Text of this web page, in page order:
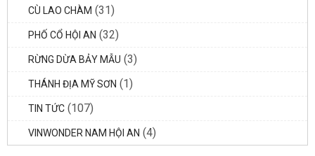
CÙ LAO CHÀM (31)
PHỐ CỔ HỘI AN (32)
RỪNG DỪA BẢY MẪU (3)
THÁNH ĐỊA MỸ SƠN (1)
TIN TỨC(107)
VINWONDER NAM HỘI AN (4)